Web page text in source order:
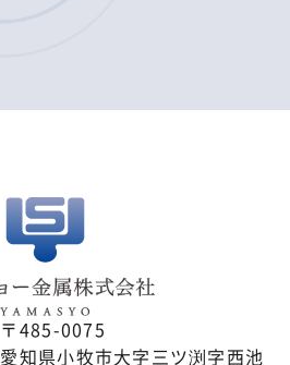
〒485-0075
愛知県小牧市大字三ツ渕字西池